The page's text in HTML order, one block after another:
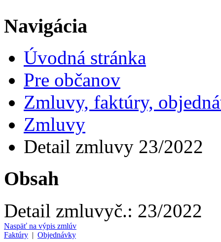
Navigácia
Úvodná stránka
Pre občanov
Zmluvy, faktúry,
Zmluvy
Detail zmluvy 23/2022
Obsah
Detail zmluvyč.: 23/2022
Naspäť na výpis zmlúv
Faktúry | Objednávky